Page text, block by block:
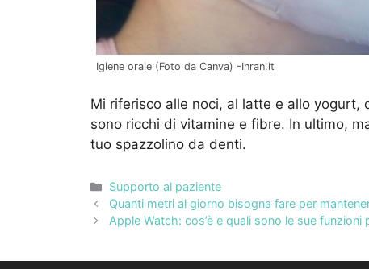
Igiene orale (Foto da Canva) -Inran.it
Mi riferisco alle noci, al latte e allo yogurt,
sono ricchi di vitamine e fibre. In ultimo,
tuo spazzolino da denti.
Categorie
Supporto al paziente
Quanti metri al giorno bisogna fare per
Apple Watch: cos’è e quali sono le sue funzioni